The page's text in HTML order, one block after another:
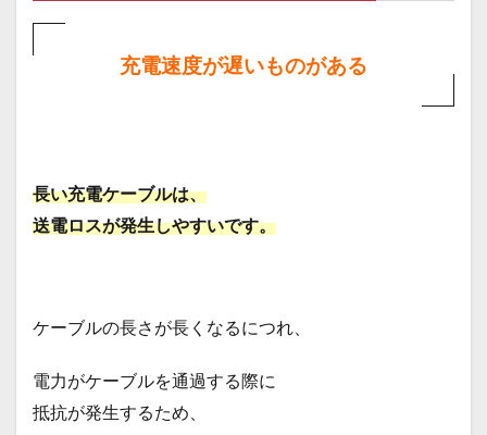
充電速度が遅いものがある
長い充電ケーブルは、
送電ロスが発生しやすいです。
ケーブルの長さが長くなるにつれ、
電力がケーブルを通過する際に
抵抗が発生するため、